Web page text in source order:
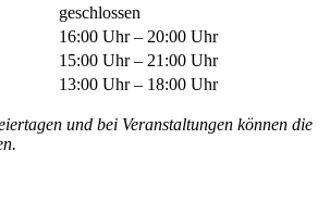
geschlossen
16:00 Uhr – 20:00 Uhr
15:00 Uhr – 21:00 Uhr
13:00 Uhr – 18:00 Uhr
und bei Veranstaltungen können die